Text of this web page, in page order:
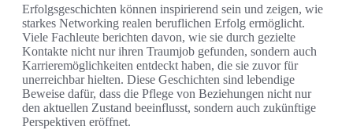
Erfolgsgeschichten können inspirierend sein und zeigen, wie
starkes Networking realen beruflichen Erfolg ermöglicht.
Viele Fachleute berichten davon, wie sie durch gezielte
Kontakte nicht nur ihren Traumjob gefunden, sondern auch
Karrieremöglichkeiten entdeckt haben, die sie zuvor für
unerreichbar hielten. Diese Geschichten sind lebendige
Beweise dafür, dass die Pflege von Beziehungen nicht nur
den aktuellen Zustand beeinflusst, sondern auch zukünftige
Perspektiven eröffnet.